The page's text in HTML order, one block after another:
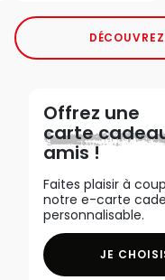
Offrez une
carte
amis !
Faites plaisir à
notre e-carte
personnalisable.
JE